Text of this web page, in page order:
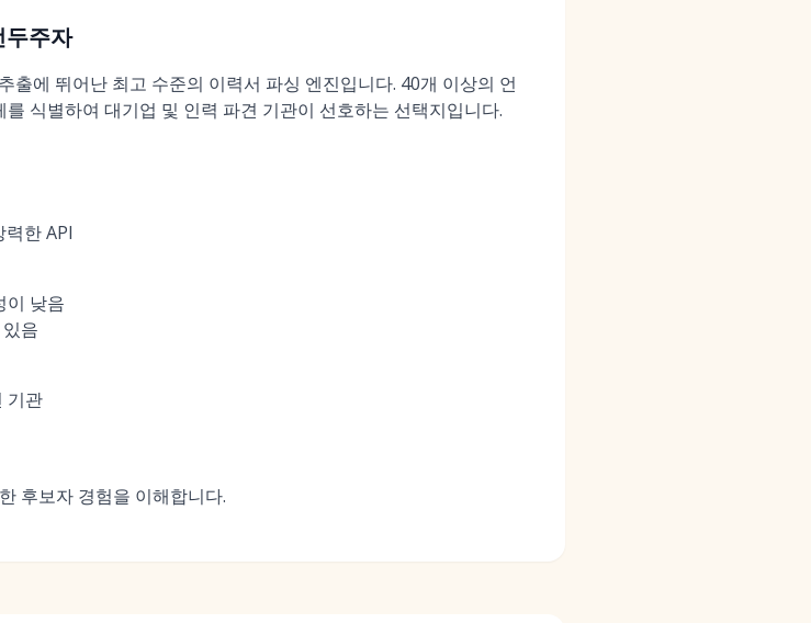
주자
에 뛰어난 최고 수준의 이력서 파싱 엔진입니다. 40개 이상의 언
식별하여 대기업 및 인력 파견 기관이 선호하는 선택지입니다.
한 API
이 낮음
음
기관
후보자 경험을 이해합니다.